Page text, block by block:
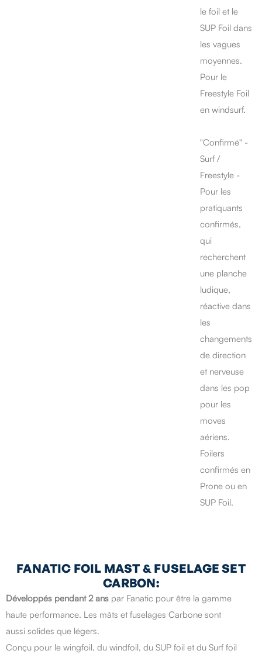
le foil et le
SUP Foil dans
les vagues
moyennes.
Pour le
Freestyle Foil
en windsurf.
"Confirmé" -
Surf /
Freestyle -
Pour les
pratiquants
confirmés,
qui
recherchent
une planche
ludique,
réactive dans
les
changements
de direction
et nerveuse
dans les pop
pour les
moves
aériens.
Foilers
confirmés en
Prone ou en
SUP Foil.
FANATIC FOIL MAST & FUSELAGE SET
CARBON:
Développés pendant 2 ans par Fanatic pour être la gamme
haute performance. Les mâts et fuselages Carbone sont
aussi solides que légers.
Conçu pour le wingfoil, du windfoil, du SUP foil et du Surf foil